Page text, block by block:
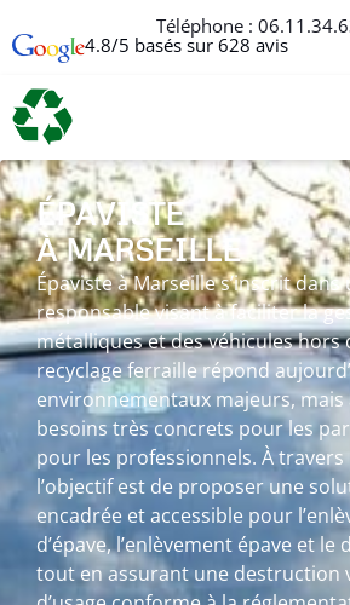
Téléphone :
4.8/5 basés sur 628 avis
ÉPAVISTE
À MARSEILLE
Épaviste à Marseille s’inscrit
responsable visant à faciliter la
métalliques et des véhicules hors
recyclage ferraille répond
environnementaux majeurs, mais
besoins très concrets pour les
pour les professionnels. À travers
l’objectif est de proposer une
encadrée et accessible pour
d’épave, l’enlèvement épave et
tout en assurant une destruction